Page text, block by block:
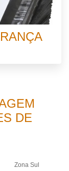
DE
Zona Sul